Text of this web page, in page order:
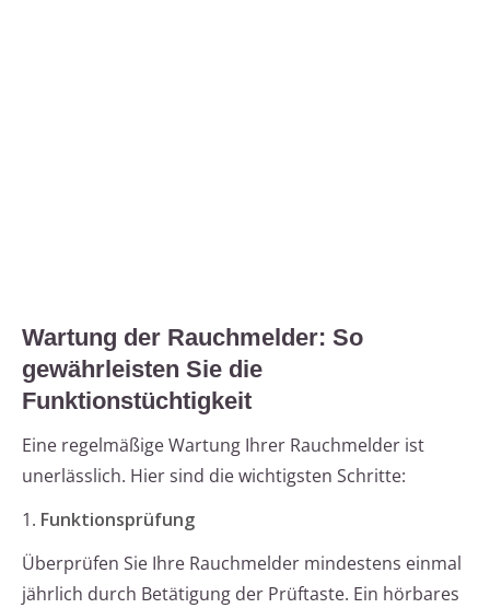
Wartung der Rauchmelder: So
gewährleisten Sie die
Funktionstüchtigkeit
Eine regelmäßige Wartung Ihrer Rauchmelder ist
unerlässlich. Hier sind die wichtigsten Schritte:
1. Funktionsprüfung
Überprüfen Sie Ihre Rauchmelder mindestens einmal
jährlich durch Betätigung der Prüftaste. Ein hörbares